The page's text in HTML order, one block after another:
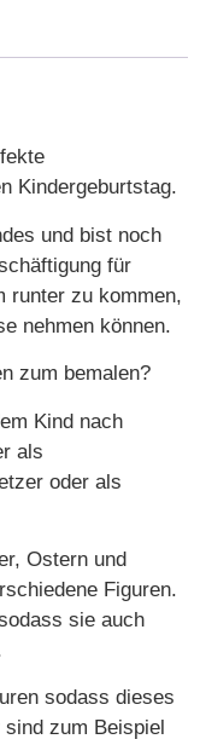
Kindergeburtstag.
und bist noch
für
runter zu kommen,
nehmen können.
zum bemalen?
Kind nach
als
oder als
Ostern und
Figuren.
sie auch
sodass dieses
zum Beispiel